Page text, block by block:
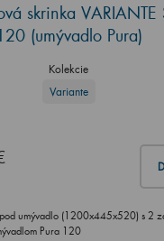
skrinka VARIANTE
(umývadlo Pura)
Kolekcie
Variante
umývadlo (1200x445x520) s 2
Pura 120